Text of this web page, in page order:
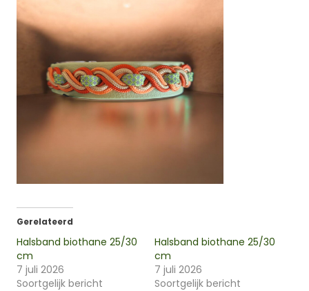
Gerelateerd
Halsband biothane 25/30
cm
7 juli 2026
Soortgelijk bericht
Halsband biothane 25/30
cm
7 juli 2026
Soortgelijk bericht